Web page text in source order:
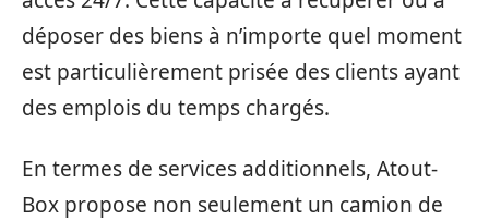
déposer des biens à n’importe quel moment
est particulièrement prisée des clients ayant
des emplois du temps chargés.
En termes de services additionnels, Atout-
Box propose non seulement un camion de